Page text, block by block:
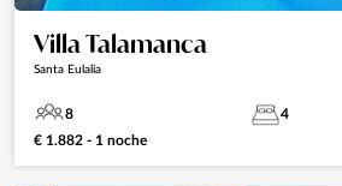
Villa Talamanca
Santa Eulalia
8 4
€ 1.882 - 1 noche